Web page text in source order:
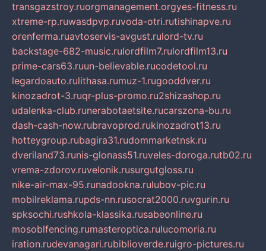
transgazstroy.ruorgmanagement.orgyes-fitness.ru
xtreme-rp.ruwasdpvp.ruvoda-otri.rutishinapve.ru
orenferma.ruavtoservis-avgust.rulord-tv.ru
backstage-682-music.rulordfilm7.rulordfilm13.ru
prime-cars63.ruun-believable.rucodetool.ru
legardoauto.rulithasa.rumuz-1.rugooddver.ru
kinozadrot-3.ruqr-plus-promo.ru2shizashop.ru
udalenka-club.runerabotaetsite.rucarszona-bu.ru
dash-cash-now.rubravoprod.rukinozadrot13.ru
hotteygroup.rubagira31.rudommarketnsk.ru
dveriland73.runis-glonass51.ruveles-doroga.rutb02.ru
vrema-zdorov.ruvelonik.rusurgutgloss.ru
nike-air-max-95.runadookna.rulubov-pic.ru
mobilreklama.rupds-nn.rusocrat2000.ruvgurin.ru
spksochi.rushkola-klassika.rusabeonline.ru
mosoblfencing.rumasteroptica.rulucomoria.ru
iration.rudevanagari.rubiblioverde.ruigro-pictures.ru